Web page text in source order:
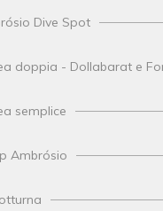
Dive Spot
doppia - Dollabarat e
semplice
Ambrósio